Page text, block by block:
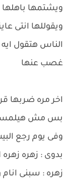
ويشتمها باهلها
ويقوللها انتى
الناس هتقول
غصب عنها
اخر مره ضربها
بس مش
وفى يوم رجع
بدوى : زهره
زهره : سبنى